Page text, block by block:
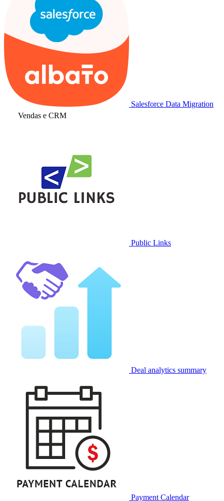
Salesforce Data Migration
Vendas e CRM
Public Links
Deal analytics summary
Payment Calendar